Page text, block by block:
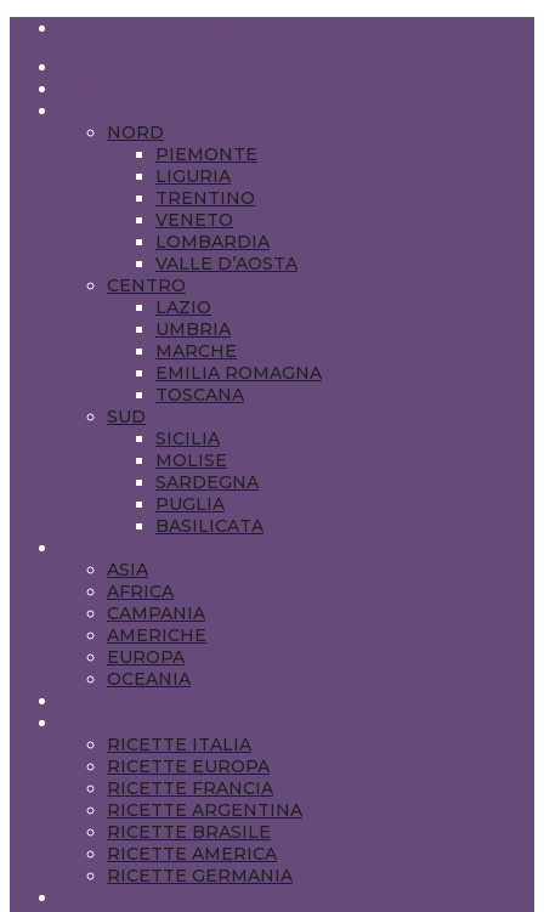
NORD
PIEMONTE
LIGURIA
TRENTINO
VENETO
LOMBARDIA
VALLE D’AOSTA
CENTRO
LAZIO
UMBRIA
MARCHE
EMILIA ROMAGNA
TOSCANA
SUD
SICILIA
MOLISE
SARDEGNA
PUGLIA
BASILICATA
ASIA
AFRICA
CAMPANIA
AMERICHE
EUROPA
OCEANIA
RICETTE ITALIA
RICETTE EUROPA
RICETTE FRANCIA
RICETTE ARGENTINA
RICETTE BRASILE
RICETTE AMERICA
RICETTE GERMANIA